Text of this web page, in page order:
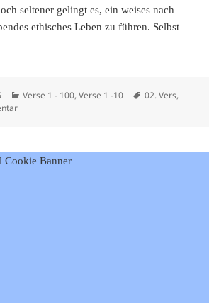
seltener gelingt es, ein weises nach
ethisches Leben zu führen. Selbst
Kategorien
Verse 1 - 100,Verse 1 -10 Schlagwörter
02. Vers,
zu Viveka Chudamani – Vers 2
Cookie Banner